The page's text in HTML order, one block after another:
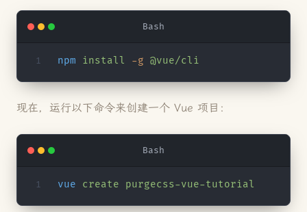
Bash
npm install -g @vue/cli
现在，运行以下命令来创建一个 Vue 项目：
Bash
vue create purgecss-vue-tutorial